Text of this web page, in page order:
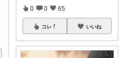
0 0 65
コレ いいね